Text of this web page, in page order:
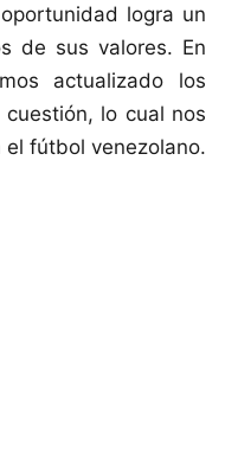
logra un
de sus valores. En
actualizado los
lo cual nos
fútbol venezolano.